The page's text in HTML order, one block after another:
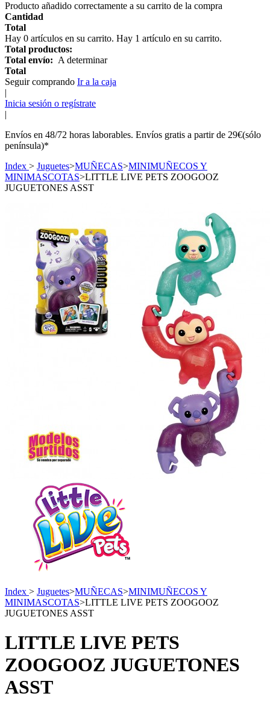
Producto añadido correctamente a su carrito de la compra
Cantidad
Total
Hay 0 artículos en su carrito. Hay 1 artículo en su carrito.
Total productos:
Total envío: A determinar
Total
Seguir comprando Ir a la caja
|
Inicia sesión o regístrate
|
Envíos en 48/72 horas laborables. Envíos gratis a partir de 29€(sólo
península)*
Index > Juguetes>MUÑECAS>MINIMUÑECOS Y
MINIMASCOTAS>LITTLE LIVE PETS ZOOGOOZ
JUGUETONES ASST
Index > Juguetes>MUÑECAS>MINIMUÑECOS Y
MINIMASCOTAS>LITTLE LIVE PETS ZOOGOOZ
JUGUETONES ASST
LITTLE LIVE PETS
ZOOGOOZ JUGUETONES
ASST